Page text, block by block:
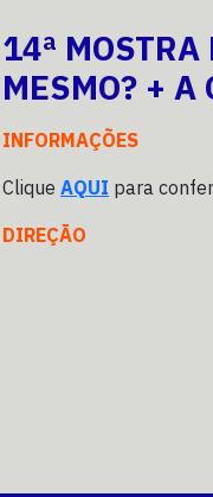
14ª
MESMO? + A
INFORMAÇÕES
Clique AQUI para
DIREÇÃO